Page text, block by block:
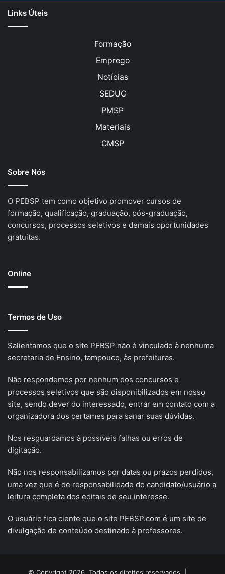
Links Úteis
Formação
Emprego
Notícias
SEDUC
PMSP
Materiais
CMSP
Sobre Nós
O PEBSP tem como objetivo promover cursos de
formação, qualificação, graduação, pós-graduação,
concursos, processos seletivos e demais oportunidades
gratuitas.
Online
Termos de Uso
Salientamos que o site PEBSP não é vinculado à nenhuma
secretaria de Ensino, tampouco, às prefeituras.
Não respondemos por nenhum dos concursos e
processos seletivos que são disponibilizados em nosso
site, sendo dever do interessado, entrar em contato com a
organizadora dos certames para sanar suas dúvidas.
Nos resguardamos à possíveis falhas ou erros de
digitação.
Não nos responsabilizamos por datas ou prazos perdidos,
uma vez que é de responsabilidade do candidato/usuário a
leitura completa dos editais de seu interesse.
O usuário fica ciente que o site PEBSP.com é um site de
divulgação de conteúdo destinado à professores.